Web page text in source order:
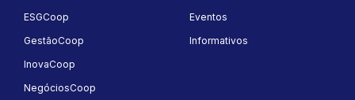
ESGCoop
GestãoCoop
InovaCoop
NegóciosCoop
Eventos
Informativos